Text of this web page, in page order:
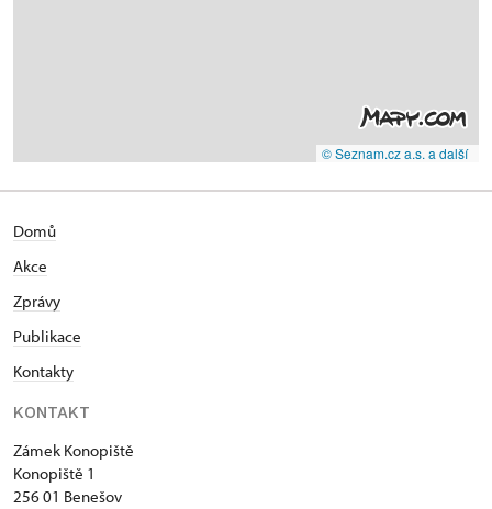
© Seznam.cz a.s. a další
Domů
Akce
Zprávy
Publikace
Kontakty
KONTAKT
Zámek Konopiště
Konopiště 1
256 01 Benešov